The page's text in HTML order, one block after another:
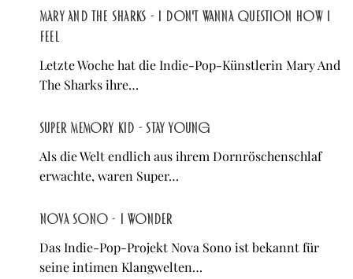
Mary And The Sharks - I Don't Wanna Question How I
Feel
Letzte Woche hat die Indie-Pop-Künstlerin Mary And
The Sharks ihre…
Super Memory Kid - Stay Young
Als die Welt endlich aus ihrem Dornröschenschlaf
erwachte, waren Super…
Nova Sono - I Wonder
Das Indie-Pop-Projekt Nova Sono ist bekannt für
seine intimen Klangwelten…